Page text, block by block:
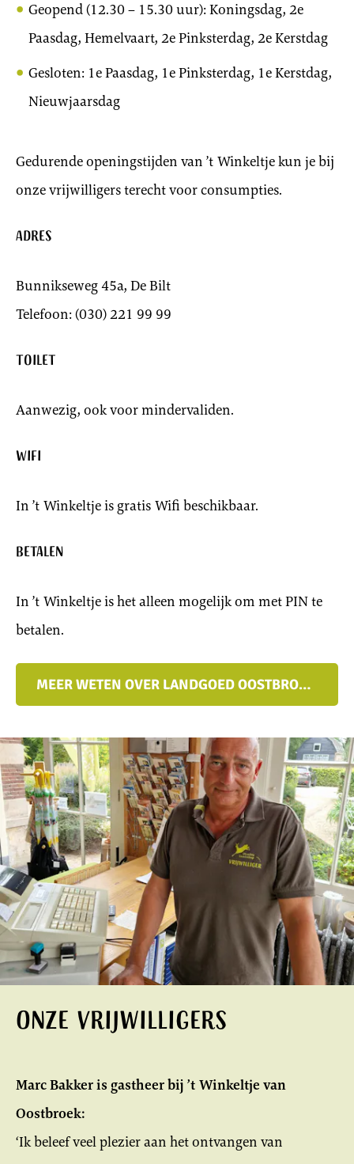
Geopend (12.30 – 15.30 uur): Koningsdag, 2e
Paasdag, Hemelvaart, 2e Pinksterdag, 2e Kerstdag
Gesloten: 1e Paasdag, 1e Pinksterdag, 1e Kerstdag,
Nieuwjaarsdag
Gedurende openingstijden van ’t Winkeltje kun je bij
onze vrijwilligers terecht voor consumpties.
Adres
Bunnikseweg 45a, De Bilt
Telefoon: (030) 221 99 99
Toilet
Aanwezig, ook voor mindervaliden.
Wifi
In ’t Winkeltje is gratis Wifi beschikbaar.
Betalen
In ’t Winkeltje is het alleen mogelijk om met PIN te
betalen.
MEER WETEN OVER LANDGOED OOSTBROEK?
Onze vrijwilligers
Marc Bakker is gastheer bij ’t Winkeltje van
Oostbroek:
‘Ik beleef veel plezier aan het ontvangen van